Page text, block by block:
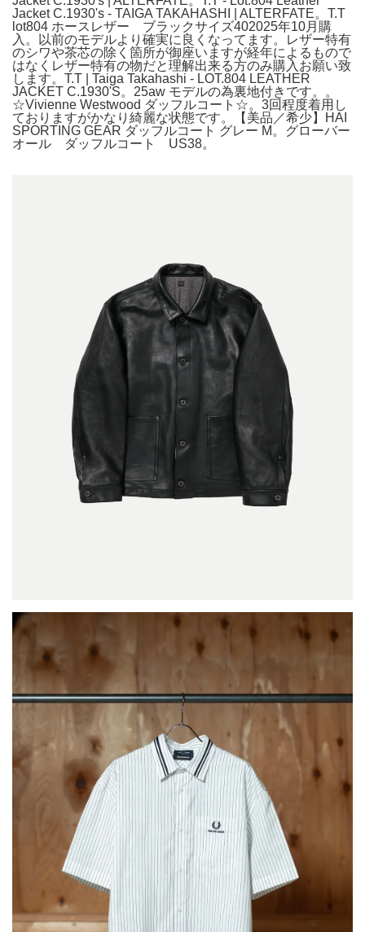
Jacket C.1930's - TAIGA TAKAHASHI | ALTERFATE。T.T
lot804 ホースレザー ブラックサイズ402025年10月購
入。以前のモデルより確実に良くなってます。レザー特有
のシワや茶芯の除く箇所が御座いますが経年によるもので
はなくレザー特有の物だと理解出来る方のみ購入お願い致
します。T.T | Taiga Takahashi - LOT.804 LEATHER
JACKET C.1930'S。25aw モデルの為裏地付きです。。
☆Vivienne Westwood ダッフルコート☆。3回程度着用し
ておりますがかなり綺麗な状態です。【美品／希少】HAI
SPORTING GEAR ダッフルコート グレー M。グローバー
オール ダッフルコート US38。